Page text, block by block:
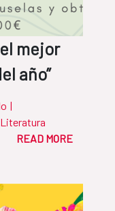
mejor
año”
|
Literatura
READ MORE